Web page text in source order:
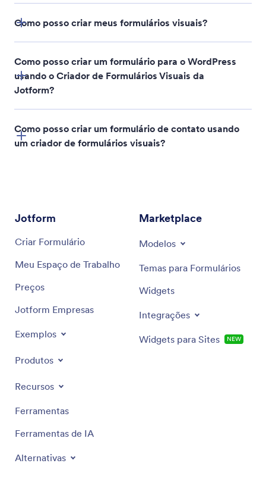
Como posso criar meus formulários visuais?
Como posso criar um formulário para o WordPress
usando o Criador de Formulários Visuais da
Jotform?
Como posso criar um formulário de contato usando
um criador de formulários visuais?
Jotform
Criar Formulário
Meu Espaço de Trabalho
Preços
Jotform Empresas
Exemplos
Produtos
Recursos
Ferramentas
Ferramentas de IA
Alternativas
Marketplace
Modelos
Temas para Formulários
Widgets
Integrações
Widgets para Sites NEW